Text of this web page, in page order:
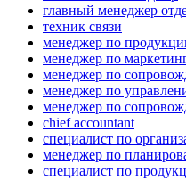
главный менеджер
техник связи
менеджер по
менеджер по
менеджер по
менеджер по
менеджер по
chief accountant
специалист по
менеджер по
специалист по